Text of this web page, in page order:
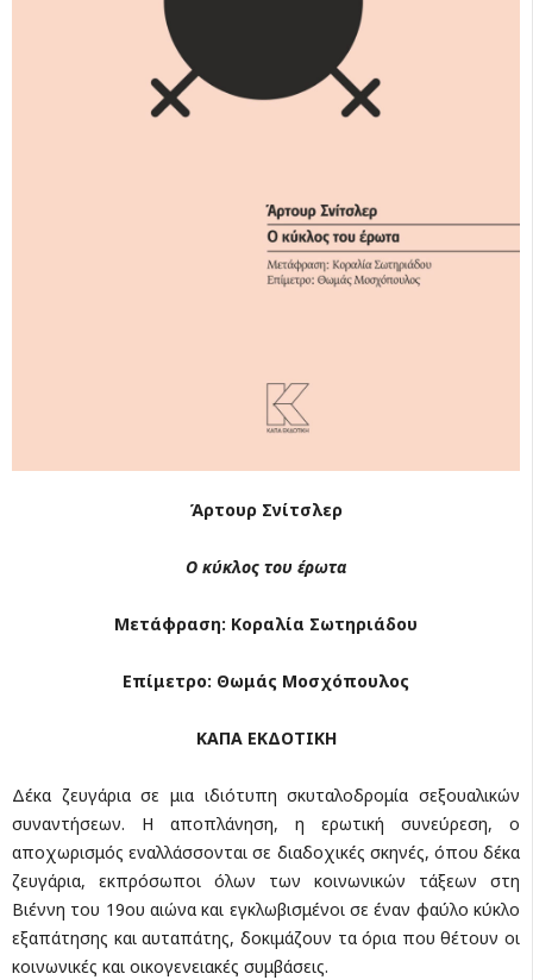
Άρτουρ Σνίτσλερ
Ο κύκλος του έρωτα
Μετάφραση: Κοραλία Σωτηριάδου
Επίμετρο: Θωμάς Μοσχόπουλος
ΚΑΠΑ ΕΚΔΟΤΙΚΗ
Δέκα ζευγάρια σε μια ιδιότυπη σκυταλοδρομία σεξουαλικών
συναντήσεων. Η αποπλάνηση, η ερωτική συνεύρεση, ο
αποχωρισμός εναλλάσσονται σε διαδοχικές σκηνές, όπου δέκα
ζευγάρια, εκπρόσωποι όλων των κοινωνικών τάξεων στη
Βιέννη του 19ου αιώνα και εγκλωβισμένοι σε έναν φαύλο κύκλο
εξαπάτησης και αυταπάτης, δοκιμάζουν τα όρια που θέτουν οι
κοινωνικές και οικογενειακές συμβάσεις.